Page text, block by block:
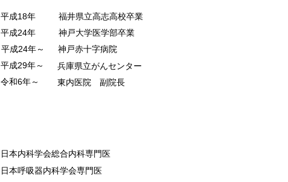
平成29年～
令和6年～
​平成18年
​福井県立高志高校卒業
平成24年
​神戸大学医学部卒業
平成24年～
​神戸赤十字病院
​兵庫県立がんセンター
​東内医院 副院長
日本内科学会総合内科専門医
日本呼吸器内科学会専門医